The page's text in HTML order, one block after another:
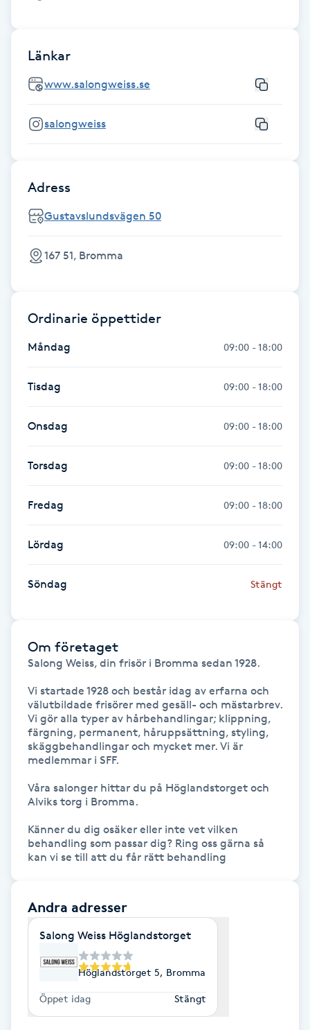
Hårförlängning
Hårvård
Hälsa
Idrottsmassage
IPL
Japansk massage
Katun fransar
Kemisk peeling
Kinesiologi
Kiropraktik
Klangmassage
Klippning
Klippning & Slingor
Klippning ungdom
Koppningsmassage
Kosmetisk tatuering
Kostrådgivning
Länkar
www.salongweiss.se
salongweiss
Adress
Gustavslundsvägen 50
167 51, Bromma
Ordinarie öppettider
Måndag 09:00 - 18:00
Tisdag 09:00 - 18:00
Onsdag 09:00 - 18:00
Torsdag 09:00 - 18:00
Fredag 09:00 - 18:00
Lördag 09:00 - 14:00
Söndag Stängt
Om företaget
Salong Weiss, din frisör i Bromma sedan 1928.
Vi startade 1928 och består idag av erfarna och
välutbildade frisörer med gesäll- och mästarbrev.
Vi gör alla typer av hår­behandlingar; klippning,
färgning, permanent, hår­uppsättning, styling,
skägg­behandlingar och mycket mer. Vi är
medlemmar i SFF.
Våra salonger hittar du på Höglandstorget och
Alviks torg i Bromma.
Känner du dig osäker eller inte vet vilken
behandling som passar dig? Ring oss gärna så
kan vi se till att du får rätt behandling
Andra adresser
Salong Weiss Höglandstorget
Höglandstorget 5, Bromma
Öppet idag Stängt